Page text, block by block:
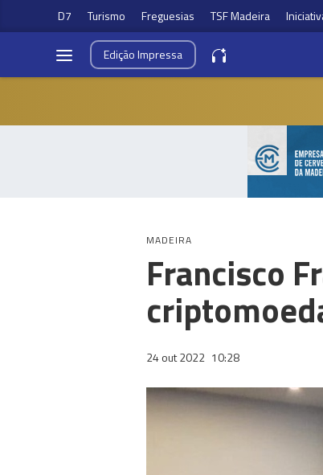
D7 Turismo Freguesias TSF Madeira
EdiçãoImpressa
MADEIRA
Francisco
24 out 2022 10:28